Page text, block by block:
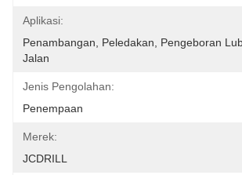
Aplikasi:
Penambangan, Peledakan, Pengeboran
Jalan
Jenis Pengolahan:
Penempaan
Merek:
JCDRILL